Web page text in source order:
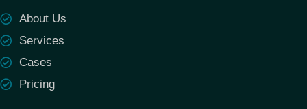
About Us
Services
Cases
Pricing